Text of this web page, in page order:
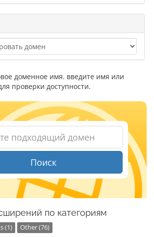
доменное имя. введите имя или
проверки доступности.
Поиск
по категориям
(1) Other (76)